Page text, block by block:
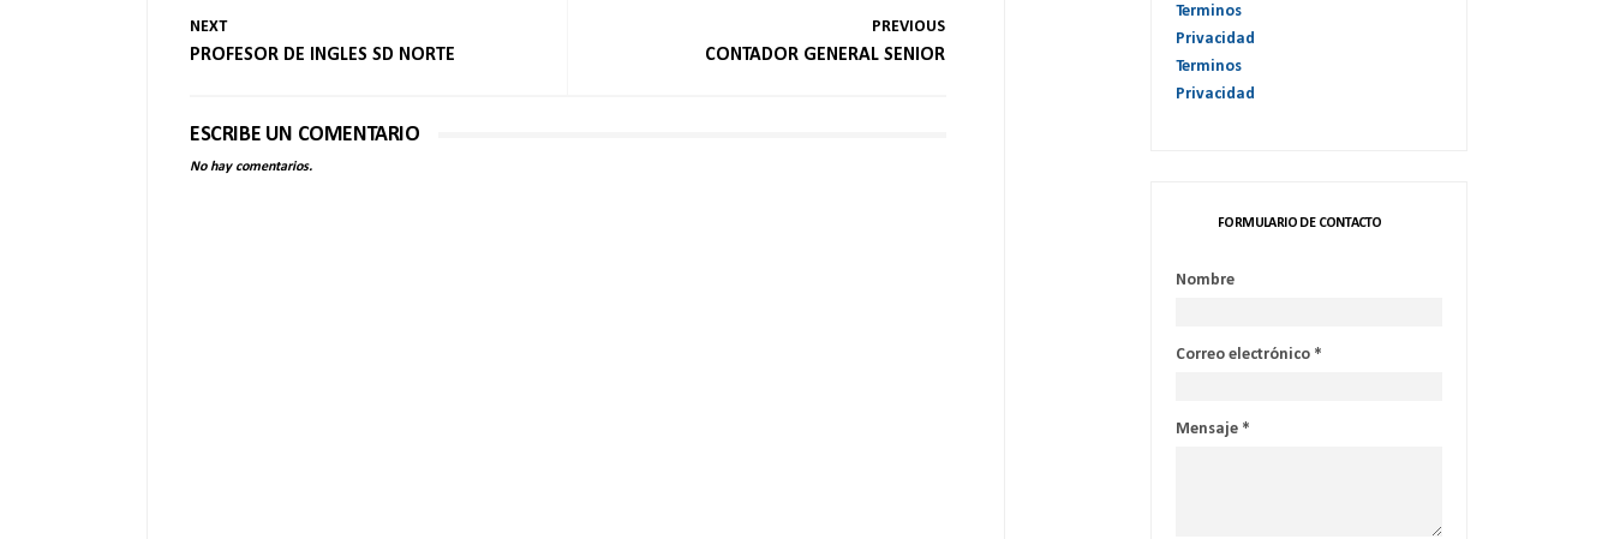
NEXT
PROFESOR DE INGLES SD NORTE
PREVIOUS
CONTADOR GENERAL SENIOR
ESCRIBE UN COMENTARIO
No hay comentarios.
Terminos
Privacidad
Terminos
Privacidad
FORMULARIO DE CONTACTO
Nombre
Correo electrónico *
Mensaje *